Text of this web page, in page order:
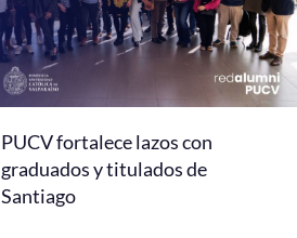
PUCV fortalece lazos con
graduados y titulados de
Santiago